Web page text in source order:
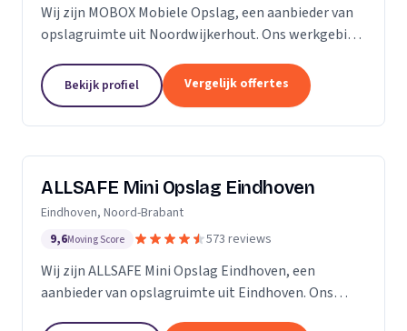
Wij zijn MOBOX Mobiele Opslag, een aanbieder van
opslagruimte uit Noordwijkerhout. Ons werkgebied
Bekijk profiel Vergelijk offertes
ALLSAFE Mini Opslag Eindhoven
Eindhoven, Noord-Brabant
9,6Moving Score 573 reviews
Wij zijn ALLSAFE Mini Opslag Eindhoven, een
aanbieder van opslagruimte uit Eindhoven. Ons